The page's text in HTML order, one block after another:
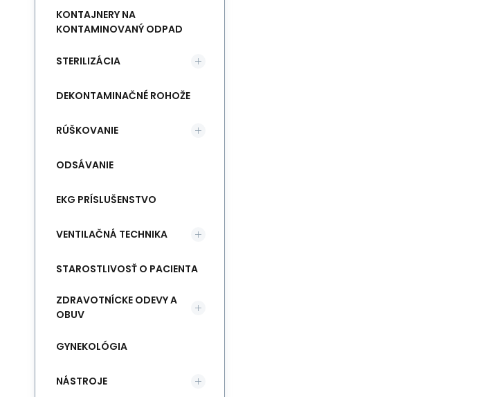
KONTAJNERY NA
KONTAMINOVANÝ ODPAD
STERILIZÁCIA
DEKONTAMINAČNÉ ROHOŽE
RÚŠKOVANIE
ODSÁVANIE
EKG PRÍSLUŠENSTVO
VENTILAČNÁ TECHNIKA
STAROSTLIVOSŤ O PACIENTA
ZDRAVOTNÍCKE ODEVY A
OBUV
GYNEKOLÓGIA
NÁSTROJE